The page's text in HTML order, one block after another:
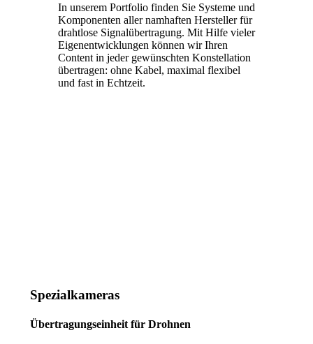
In unserem Portfolio finden Sie Systeme und
Komponenten aller namhaften Hersteller für
drahtlose Signalübertragung. Mit Hilfe vieler
Eigenentwicklungen können wir Ihren
Content in jeder gewünschten Konstellation
übertragen: ohne Kabel, maximal flexibel
und fast in Echtzeit.
Spezialkameras
Übertragungseinheit für Drohnen